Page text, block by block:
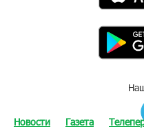
Новости Газета